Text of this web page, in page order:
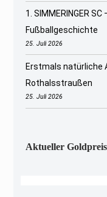
1. SIMMERINGER
Fußballgeschichte
25. Juli 2026
Erstmals natürliche
Rothalsstraußen
25. Juli 2026
Aktueller